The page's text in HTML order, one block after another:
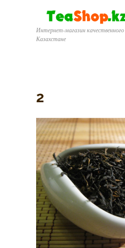
Интернет-магазин
Казахстане
2